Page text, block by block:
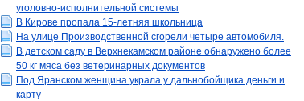
уголовно-исполнительной системы
В Кирове пропала 15-летняя школьница
На улице Производственной сгорели четыре автомобиля.
В детском саду в Верхнекамском районе обнаружено более
50 кг мяса без ветеринарных документов
Под Яранском женщина украла у дальнобойщика деньги и
карту